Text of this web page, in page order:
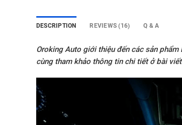
DESCRIPTION REVIEWS (16) Q & A
Oroking Auto giới thiệu đến các sản
cùng tham khảo thông tin chi tiết ở bài